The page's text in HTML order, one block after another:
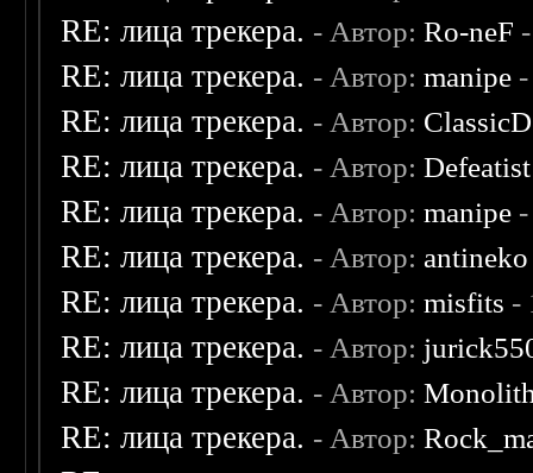
RE: лица трекера. - Автор:Ro-neF
RE: лица трекера. - Автор:manipe
RE: лица трекера. - Автор:
RE: лица трекера. - Автор:Defeatist
RE: лица трекера. - Автор:manipe
RE: лица трекера. - Автор: antineko
RE: лица трекера. - Автор:misfits -
RE: лица трекера. - Автор:
RE: лица трекера. - Автор:
RE: лица трекера. - Автор: